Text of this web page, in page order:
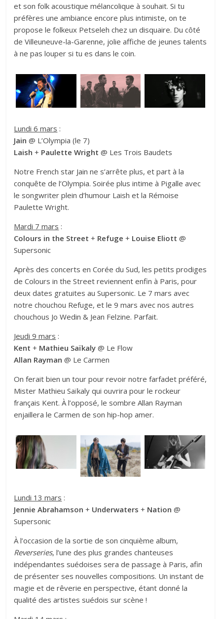
et son folk acoustique mélancolique à souhait. Si tu
préfères une ambiance encore plus intimiste, on te
propose le folkeux Petseleh chez un disquaire. Du côté
de Villeuneuve-la-Garenne, jolie affiche de jeunes talents
à ne pas louper si tu es dans le coin.
Lundi 6 mars :
Jain @ L’Olympia (le 7)
Laish + Paulette Wright @ Les Trois Baudets
Notre French star Jain ne s’arrête plus, et part à la
conquête de l’Olympia. Soirée plus intime à Pigalle avec
le songwriter plein d’humour Laish et la Rémoise
Paulette Wright.
Mardi 7 mars :
Colours in the Street + Refuge + Louise Eliott @
Supersonic
Après des concerts en Corée du Sud, les petits prodiges
de Colours in the Street reviennent enfin à Paris, pour
deux dates gratuites au Supersonic. Le 7 mars avec
notre chouchou Refuge, et le 9 mars avec nos autres
chouchous Jo Wedin & Jean Felzine. Parfait.
Jeudi 9 mars :
Kent + Mathieu Saïkaly @ Le Flow
Allan Rayman @ Le Carmen
On ferait bien un tour pour revoir notre farfadet préféré,
Mister Mathieu Saïkaly qui ouvrira pour le rockeur
français Kent. À l’opposé, le sombre Allan Rayman
enjaillera le Carmen de son hip-hop amer.
Lundi 13 mars :
Jennie Abrahamson + Underwaters + Nation @
Supersonic
À l’occasion de la sortie de son cinquième album,
Reverseries, l’une des plus grandes chanteuses
indépendantes suédoises sera de passage à Paris, afin
de présenter ses nouvelles compositions. Un instant de
magie et de rêverie en perspective, étant donné la
qualité des artistes suédois sur scène !